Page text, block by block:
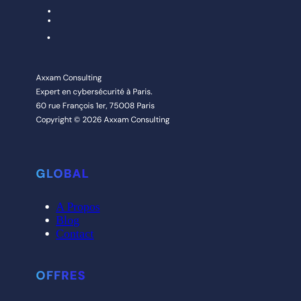
Axxam Consulting
Expert en cybersécurité à Paris.
60 rue François 1er, 75008 Paris
Copyright © 2026 Axxam Consulting
GLOBAL
A Propos
Blog
Contact
OFFRES